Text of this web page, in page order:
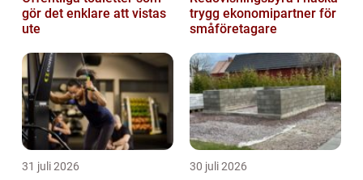
gör det enklare att vistas
ute
trygg ekonomipartner för
småföretagare
31 juli 2026 30 juli 2026